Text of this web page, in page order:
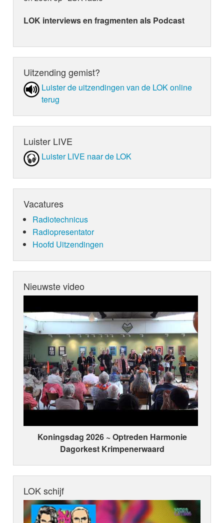
LOK interviews en fragmenten als Podcast
Uitzending gemist?
Luister de uit­zen­din­gen van de LOK online
terug
Luister LIVE
Luister LIVE naar de LOK
Vacatures
Radiotechnicus
Radiopresentator
Hoofd Uitzendingen
Nieuwste video
Koningsdag 2026 ~ Optreden Harmonie
Dagorkest Krimpenerwaard
LOK schijf